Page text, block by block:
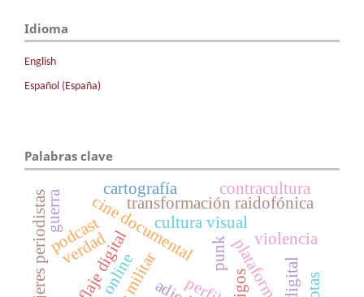
Idioma
English
Español (España)
Palabras clave
cine documental
verdad plataformas
transformación raidofónica
cultura visual
podcast
cartografía contracultura
punk
mujeres periodistas violencia
guerra